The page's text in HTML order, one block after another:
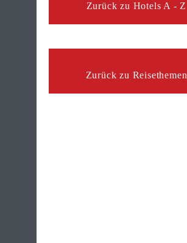
Zurück zu Hotels A - Z
Zurück zu Reisethemen